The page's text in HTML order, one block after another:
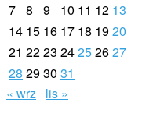
7 8 9 10 11 12 13
14 15 16 17 18 1920
21 2223 24252627
28 2930 31
« wrz lis »